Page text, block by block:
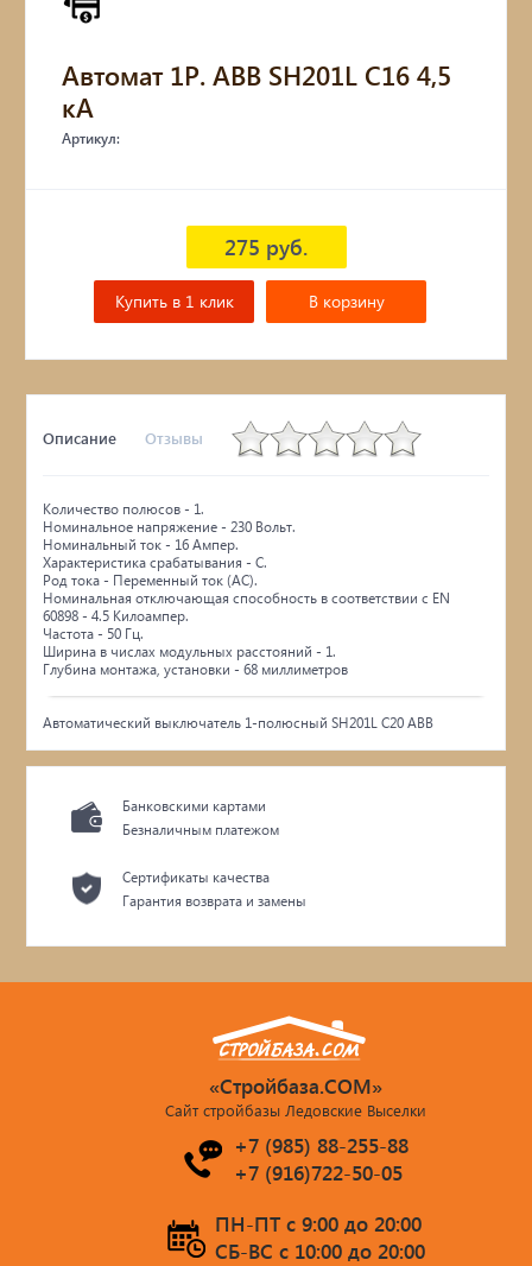
Автомат 1P. ABB SH201L С16 4,5
кА
Артикул:
275 руб.
В корзину
Купить в 1 клик
Описание Отзывы
Количество полюсов - 1.
Номинальное напряжение - 230 Вольт.
Номинальный ток - 16 Ампер.
Характеристика срабатывания - C.
Род тока - Переменный ток (AC).
Номинальная отключающая способность в соответствии с EN
60898 - 4.5 Килоампер.
Частота - 50 Гц.
Ширина в числах модульных расстояний - 1.
Глубина монтажа, установки - 68 миллиметров
Автоматический выключатель 1-полюсный SH201L C20 ABB
Банковскими картами
Безналичным платежом
Сертификаты качества
Гарантия возврата и замены
«Стройбаза.COM»
Сайт стройбазы Ледовские Выселки
+7 (985) 88-255-88
+7 (916)722-50-05
ПН-ПТ c 9:00 до 20:00
СБ-ВС c 10:00 до 20:00